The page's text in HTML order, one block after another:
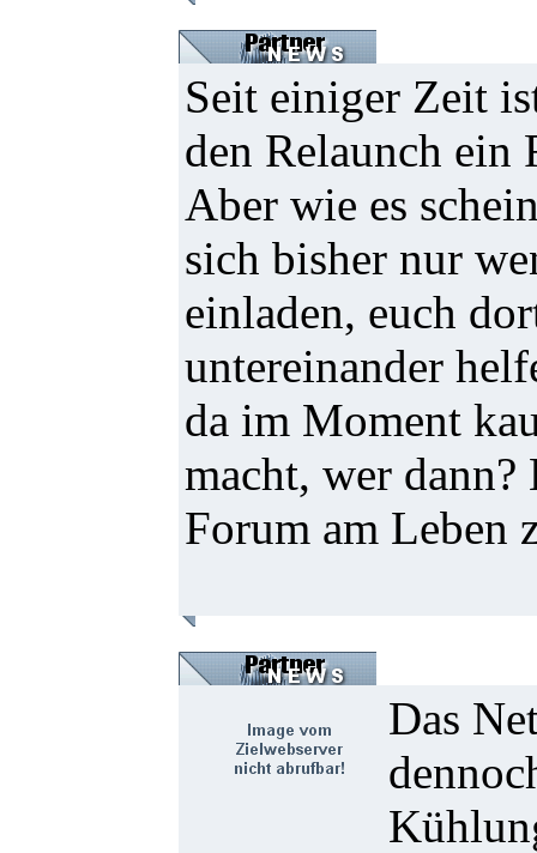
Seit einiger Zeit
den Relaunch ein
Aber wie es
sich bisher nur
einladen, euch
untereinander
da im Moment
macht, wer
Forum am Leben
Das